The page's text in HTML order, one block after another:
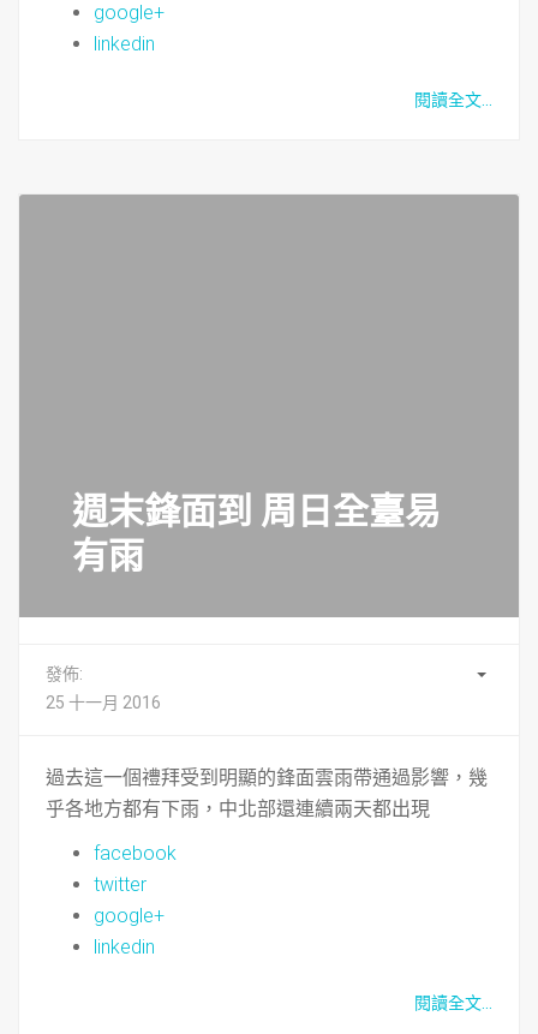
google+
linkedin
閱讀全文...
週末鋒面到 周日全臺易
有雨
發佈:
25 十一月 2016
過去這一個禮拜受到明顯的鋒面雲雨帶通過影響，幾
乎各地方都有下雨，中北部還連續兩天都出現
facebook
twitter
google+
linkedin
閱讀全文...